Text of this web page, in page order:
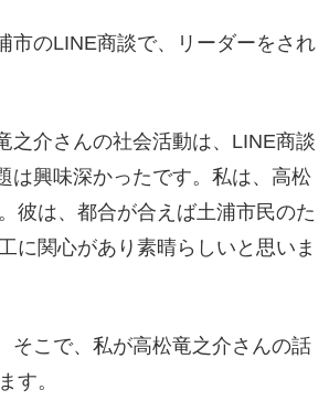
市のLINE商談で、リーダーをされ
之介さんの社会活動は、LINE商談
は興味深かったです。私は、高松
彼は、都合が合えば土浦市民のた
に関心があり素晴らしいと思いま
そこで、私が高松竜之介さんの話
す。